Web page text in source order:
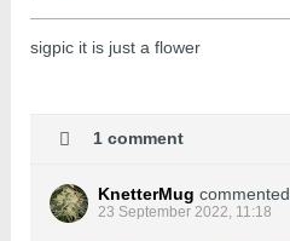
sigpic it is just a flower
1 comment
KnetterMug commented
23 September 2022, 11:18